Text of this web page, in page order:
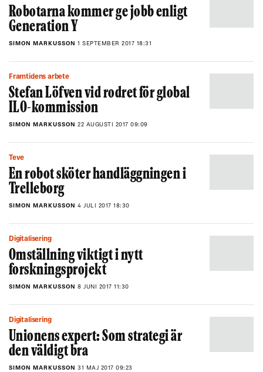
Robotarna kommer ge jobb enligt
Generation Y
SIMON MARKUSSON 1 SEPTEMBER 2017 18:31
Framtidens arbete
Stefan Löfven vid rodret för global
ILO-kommission
SIMON MARKUSSON 22 AUGUSTI 2017 09:09
Teve
En robot sköter handläggningen i
Trelleborg
SIMON MARKUSSON 4 JULI 2017 18:30
Digitalisering
Omställning viktigt i nytt
forskningsprojekt
SIMON MARKUSSON 8 JUNI 2017 11:30
Digitalisering
Unionens expert: Som strategi är
den väldigt bra
SIMON MARKUSSON 31 MAJ 2017 09:23